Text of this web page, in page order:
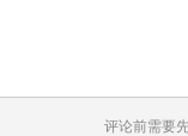
评论前需要